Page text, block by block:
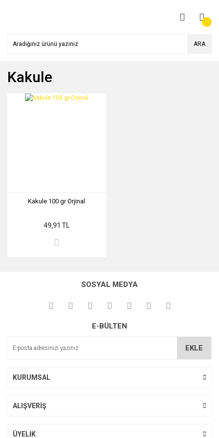
ARA
Kakule
Kakule 100 gr Orjinal
49,91 TL
SOSYAL MEDYA
E-BÜLTEN
EKLE
KURUMSAL
ALIŞVERİŞ
ÜYELİK